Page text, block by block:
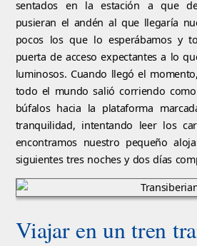
sentados en la estación a que
pusieran el andén al que llegaría
pocos los que lo esperábamos y
puerta de acceso expectantes a lo
luminosos. Cuando llegó el
todo el mundo salió corriendo
búfalos hacia la plataforma
tranquilidad, intentando leer los
encontramos nuestro pequeño
siguientes tres noches y dos días
Viajar en un tren